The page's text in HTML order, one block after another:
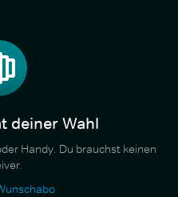
deiner Wahl
Handy. Du brauchst keinen